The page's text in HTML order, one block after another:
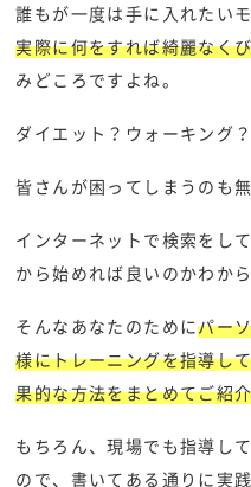
誰もが一度は手に入れたい
実際に何をすれば綺麗なく
みどころですよね。
ダイエット？ウォーキング
皆さんが困ってしまうのも
インターネットで検索をし
から始めれば良いのかわか
そんなあなたのためにパー
様にトレーニングを指導し
果的な方法をまとめてご紹
もちろん、現場でも指導し
ので、書いてある通りに実